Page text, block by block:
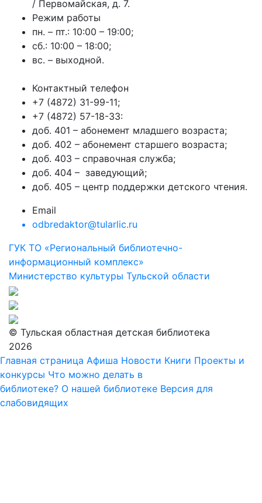
/ Первомайская, д. 7.
Режим работы
пн. – пт.: 10:00 – 19:00;
сб.: 10:00 – 18:00;
вс. – выходной.
Контактный телефон
+7 (4872) 31-99-11;
+7 (4872) 57-18-33:
доб. 401 – абонемент младшего возраста;
доб. 402 – абонемент старшего возраста;
доб. 403 – справочная служба;
доб. 404 – заведующий;
доб. 405 – центр поддержки детского чтения.
Email
odbredaktor@tularlic.ru
ГУК ТО «Региональный библиотечно-
информационный комплекс»
Министерство культуры Тульской области
© Тульская областная детская библиотека
2026
Главная страница Афиша Новости Книги Проекты и
конкурсы Что можно делать в
библиотеке? О нашей библиотеке Версия для
слабовидящих